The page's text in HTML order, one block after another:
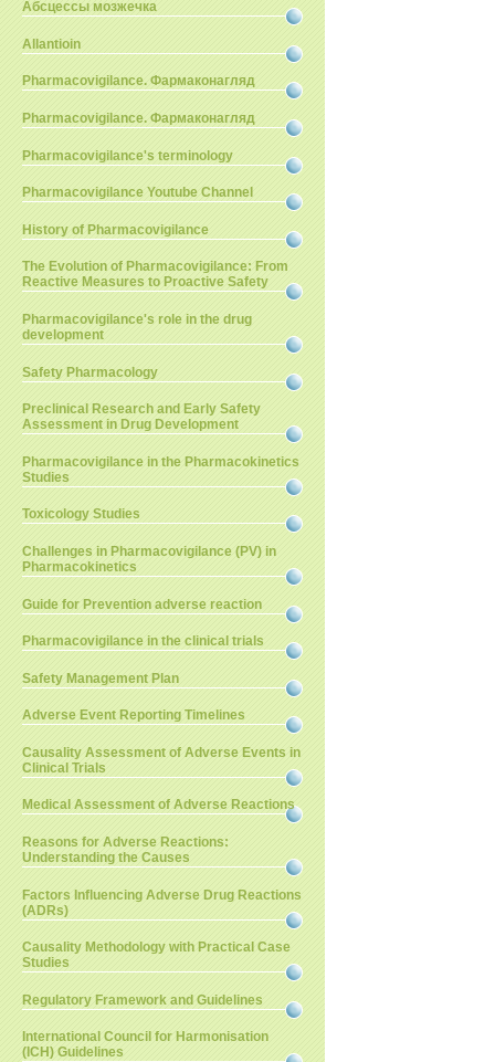
Абсцессы мозжечка
Allantioin
Pharmacovigilance. Фармаконагляд
Pharmacovigilance. Фармаконагляд
Pharmacovigilance's terminology
Pharmacovigilance Youtube Channel
History of Pharmacovigilance
The Evolution of Pharmacovigilance: From
Reactive Measures to Proactive Safety
Pharmacovigilance's role in the drug
development
Safety Pharmacology
Preclinical Research and Early Safety
Assessment in Drug Development
Pharmacovigilance in the Pharmacokinetics
Studies
Toxicology Studies
Challenges in Pharmacovigilance (PV) in
Pharmacokinetics
Guide for Prevention adverse reaction
Pharmacovigilance in the clinical trials
Safety Management Plan
Adverse Event Reporting Timelines
Causality Assessment of Adverse Events in
Clinical Trials
Medical Assessment of Adverse Reactions
Reasons for Adverse Reactions:
Understanding the Causes
Factors Influencing Adverse Drug Reactions
(ADRs)
Causality Methodology with Practical Case
Studies
Regulatory Framework and Guidelines
International Council for Harmonisation
(ICH) Guidelines